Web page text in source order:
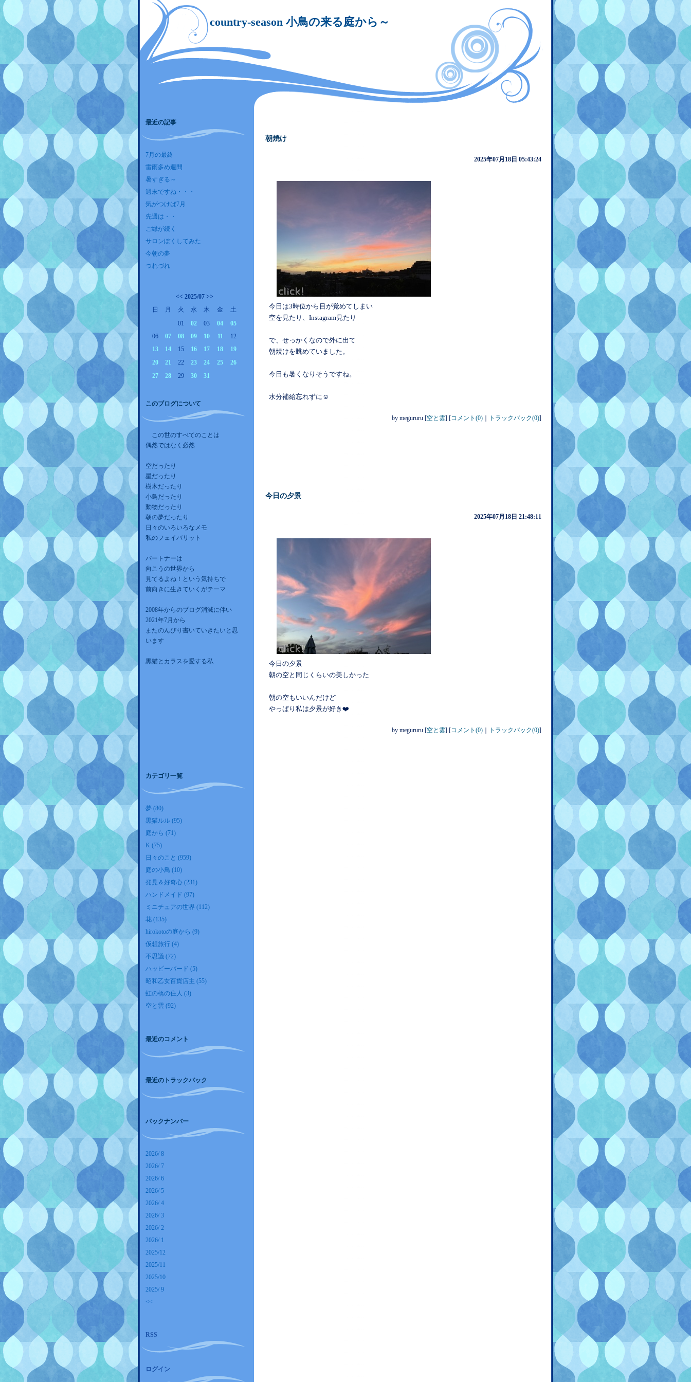
country-season 小鳥の来る庭から～
最近の記事
7月の最終
雷雨多め週間
暑すぎる～
週末ですね・・・
気がつけば7月
先週は・・
ご縁が続く
サロンぽくしてみた
今朝の夢
つれづれ
<< 2025/07 >>
日
月 火 水 木 金
土
01
02 03 04
05
06
07 08 09 10 11
12
13
14 15 16 17 18
19
20
21 22 23 24 25
26
27
28 29 30 31
このブログについて
この世のすべてのことは
偶然ではなく必然
空だったり
星だったり
樹木だったり
小鳥だったり
動物だったり
朝の夢だったり
日々のいろいろなメモ
私のフェイバリット
パートナーは
向こうの世界から
見てるよね！という気持ちで
前向きに生きていくがテーマ
2008年からのブログ消滅に伴い
2021年7月から
またのんびり書いていきたいと思
います
黒猫とカラスを愛する私
カテゴリ一覧
夢 (80)
黒猫ルル (95)
庭から (71)
K (75)
日々のこと (959)
庭の小鳥 (10)
発見＆好奇心 (231)
ハンドメイド (97)
ミニチュアの世界 (112)
花 (135)
hirokotoの庭から (9)
仮想旅行 (4)
不思議 (72)
ハッピーバード (5)
昭和乙女百貨店主 (55)
虹の橋の住人 (3)
空と雲 (92)
最近のコメント
最近のトラックバック
バックナンバー
2026/ 8
2026/ 7
2026/ 6
2026/ 5
2026/ 4
2026/ 3
2026/ 2
2026/ 1
2025/12
2025/11
2025/10
2025/ 9
<<
RSS
ログイン
朝焼け
2025年07月18日 05:43:24
今日は3時位から目が覚めてしまい
空を見たり、Instagram見たり
で、せっかくなので外に出て
朝焼けを眺めていました。
今日も暑くなりそうですね。
水分補給忘れずに☺️
by megururu [空と雲] [コメント(0) トラックバック(0)]
今日の夕景
2025年07月18日 21:48:11
今日の夕景
朝の空と同じくらいの美しかった
朝の空もいいんだけど
やっぱり私は夕景が好き❤️
by megururu [空と雲] [コメント(0) トラックバック(0)]